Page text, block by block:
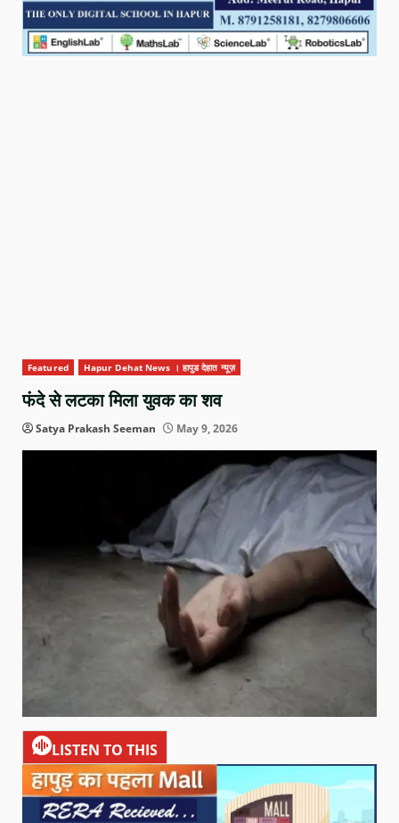
Featured Hapur Dehat News । हापुड देहात न्यूज़
फंदे से लटका मिला युवक का शव
Satya Prakash Seeman May 9, 2026
LISTEN TO THIS